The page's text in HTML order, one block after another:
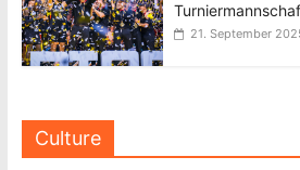
21. September
Culture